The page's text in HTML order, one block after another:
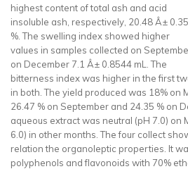
highest content of total ash and acid
insoluble ash, respectively, 20.48 Â±
%. The swelling index showed higher
values in samples collected on
on December 7.1 Â± 0.8544 mL. The
bitterness index was higher in the first
in both. The yield produced was 18% on
26.47 % on September and 24.35 % on
aqueous extract was neutral (pH 7.0) on
6.0) in other months. The four collect
relation the organoleptic properties. It
polyphenols and flavonoids with 70%